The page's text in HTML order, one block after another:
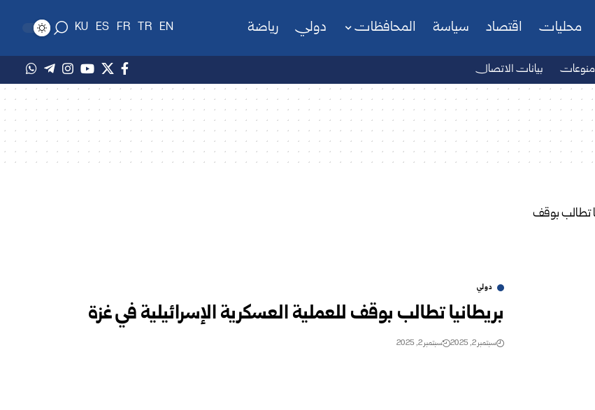
محليات اقتصاد سياسة المحافظات دولي رياضة EN
TR
FR
ES
KU
منوعات بيانات الاتصال
دولي
بريطانيا تطالب بوقف للعملية العسكرية الإسرائيلية في غزة
سبتمبر 2, 2025 سبتمبر 2, 2025